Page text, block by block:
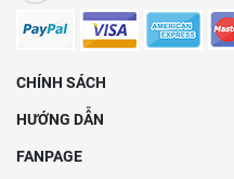
CHÍNH SÁCH
HƯỚNG DẪN
FANPAGE